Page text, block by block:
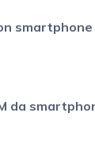
smartphone
da